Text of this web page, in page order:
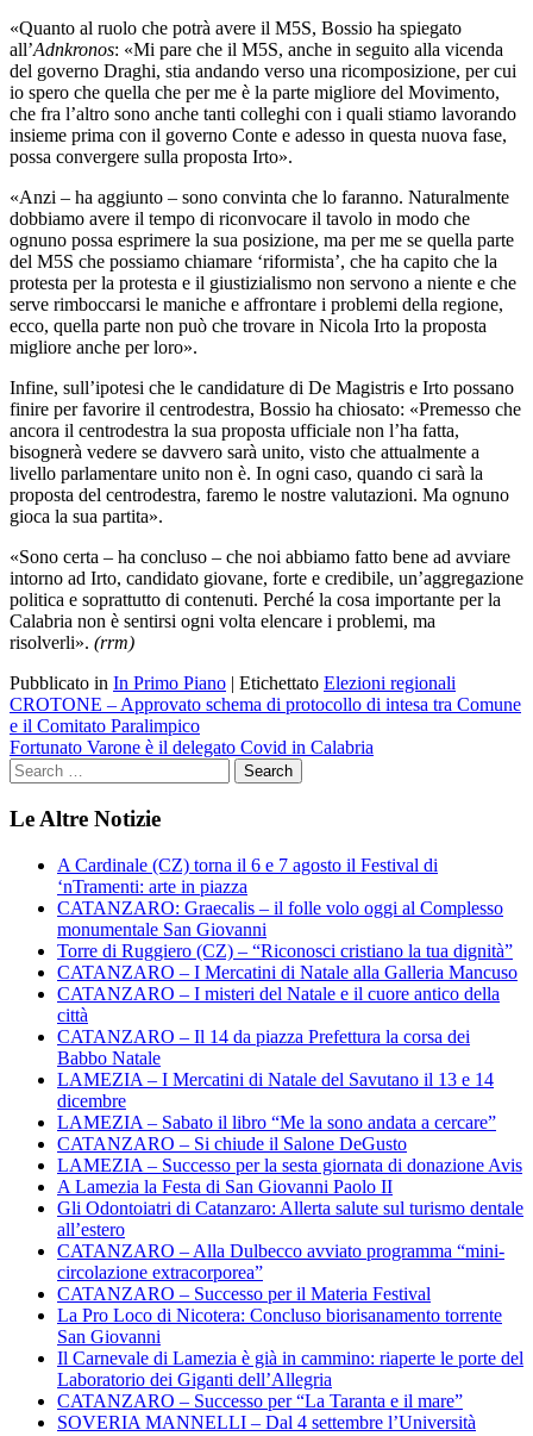
«Quanto al ruolo che potrà avere il M5S, Bossio ha spiegato
all’Adnkronos: «Mi pare che il M5S, anche in seguito alla vicenda
del governo Draghi, stia andando verso una ricomposizione, per cui
io spero che quella che per me è la parte migliore del Movimento,
che fra l’altro sono anche tanti colleghi con i quali stiamo lavorando
insieme prima con il governo Conte e adesso in questa nuova fase,
possa convergere sulla proposta Irto».
«Anzi – ha aggiunto – sono convinta che lo faranno. Naturalmente
dobbiamo avere il tempo di riconvocare il tavolo in modo che
ognuno possa esprimere la sua posizione, ma per me se quella parte
del M5S che possiamo chiamare ‘riformista’, che ha capito che la
protesta per la protesta e il giustizialismo non servono a niente e che
serve rimboccarsi le maniche e affrontare i problemi della regione,
ecco, quella parte non può che trovare in Nicola Irto la proposta
migliore anche per loro».
Infine, sull’ipotesi che le candidature di De Magistris e Irto possano
finire per favorire il centrodestra, Bossio ha chiosato: «Premesso che
ancora il centrodestra la sua proposta ufficiale non l’ha fatta,
bisognerà vedere se davvero sarà unito, visto che attualmente a
livello parlamentare unito non è. In ogni caso, quando ci sarà la
proposta del centrodestra, faremo le nostre valutazioni. Ma ognuno
gioca la sua partita».
«Sono certa – ha concluso – che noi abbiamo fatto bene ad avviare
intorno ad Irto, candidato giovane, forte e credibile, un’aggregazione
politica e soprattutto di contenuti. Perché la cosa importante per la
Calabria non è sentirsi ogni volta elencare i problemi, ma
risolverli». (rrm)
Pubblicato in In Primo Piano | Etichettato Elezioni regionali
Navigazione
articoli
CROTONE – Approvato schema di protocollo di intesa tra Comune
e il Comitato Paralimpico
Fortunato Varone è il delegato Covid in Calabria
Le Altre Notizie
A Cardinale (CZ) torna il 6 e 7 agosto il Festival di
‘nTramenti: arte in piazza
CATANZARO: Graecalis – il folle volo oggi al Complesso
monumentale San Giovanni
Torre di Ruggiero (CZ) – “Riconosci cristiano la tua dignità”
CATANZARO – I Mercatini di Natale alla Galleria Mancuso
CATANZARO – I misteri del Natale e il cuore antico della
città
CATANZARO – Il 14 da piazza Prefettura la corsa dei
Babbo Natale
LAMEZIA – I Mercatini di Natale del Savutano il 13 e 14
dicembre
LAMEZIA – Sabato il libro “Me la sono andata a cercare”
CATANZARO – Si chiude il Salone DeGusto
LAMEZIA – Successo per la sesta giornata di donazione Avis
A Lamezia la Festa di San Giovanni Paolo II
Gli Odontoiatri di Catanzaro: Allerta salute sul turismo dentale
all’estero
CATANZARO – Alla Dulbecco avviato programma “mini-
circolazione extracorporea”
CATANZARO – Successo per il Materia Festival
La Pro Loco di Nicotera: Concluso biorisanamento torrente
San Giovanni
Il Carnevale di Lamezia è già in cammino: riaperte le porte del
Laboratorio dei Giganti dell’Allegria
CATANZARO – Successo per “La Taranta e il mare”
SOVERIA MANNELLI – Dal 4 settembre l’Università